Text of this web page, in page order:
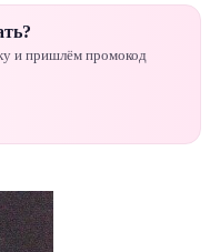
и пришлём промокод